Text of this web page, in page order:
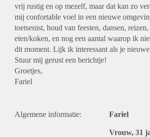
vrij rustig en op mezelf, maar dat kan zo
mij confortable voel in een nieuwe
toetsenist, houd van feesten, dansen,
eten/koken, en nog een aantal waarop ik
dit moment. Lijk ik interessant als je
Stuur mij gerust een berichtje!
Groetjes,
Fariel
Algemene informatie: Fariel
Vrouw, 31